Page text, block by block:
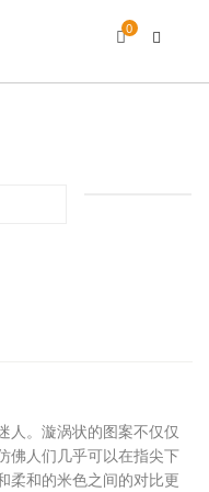
0
人。漩涡状的图案不仅仅
佛人们几乎可以在指尖下
柔和的米色之间的对比更